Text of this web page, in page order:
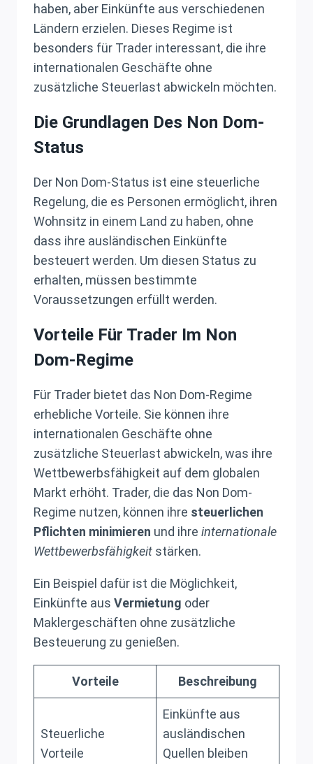
haben, aber Einkünfte aus verschiedenen
Ländern erzielen. Dieses Regime ist
besonders für Trader interessant, die ihre
internationalen Geschäfte ohne
zusätzliche Steuerlast abwickeln möchten.
Die Grundlagen Des Non Dom-
Status
Der Non Dom-Status ist eine steuerliche
Regelung, die es Personen ermöglicht, ihren
Wohnsitz in einem Land zu haben, ohne
dass ihre ausländischen Einkünfte
besteuert werden. Um diesen Status zu
erhalten, müssen bestimmte
Voraussetzungen erfüllt werden.
Vorteile Für Trader Im Non
Dom-Regime
Für Trader bietet das Non Dom-Regime
erhebliche Vorteile. Sie können ihre
internationalen Geschäfte ohne
zusätzliche Steuerlast abwickeln, was ihre
Wettbewerbsfähigkeit auf dem globalen
Markt erhöht. Trader, die das Non Dom-
Regime nutzen, können ihre steuerlichen
Pflichten minimieren und ihre internationale
Wettbewerbsfähigkeit stärken.
Ein Beispiel dafür ist die Möglichkeit,
Einkünfte aus Vermietung oder
Maklergeschäften ohne zusätzliche
Besteuerung zu genießen.
Vorteile Beschreibung
Steuerliche
Vorteile
Einkünfte aus
ausländischen
Quellen bleiben